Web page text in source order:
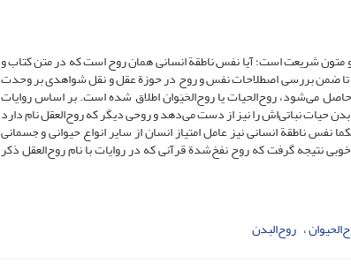
شریعت است؛ آیا نفس ناطقة انسانی همان روح است که در متن کتاب و
تا ضمن بررسی اصطلاحات نفس و روح در حوزة عقل و نقل شواهدی بر وحدت
می‌شود، روح‌الحیات یا روح‌الحَیَوان اطلاق شده است. بر اساس روایات
حیات نباتی‌اش را نیز از دست می‌دهد و روحی دیگر که روح‌العقل نام دارد
ناطقة انسانی نیز عامل امتیاز انسان از سایر انواع حیوانی و جسمانی
نتیجه گرفت که روح نفخ‌شدة قرآنی که در روایات با نام روح‌العقل ذکر
روح‌البدن